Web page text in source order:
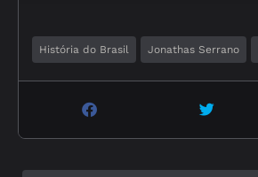
História do Brasil Jonathas Serrano